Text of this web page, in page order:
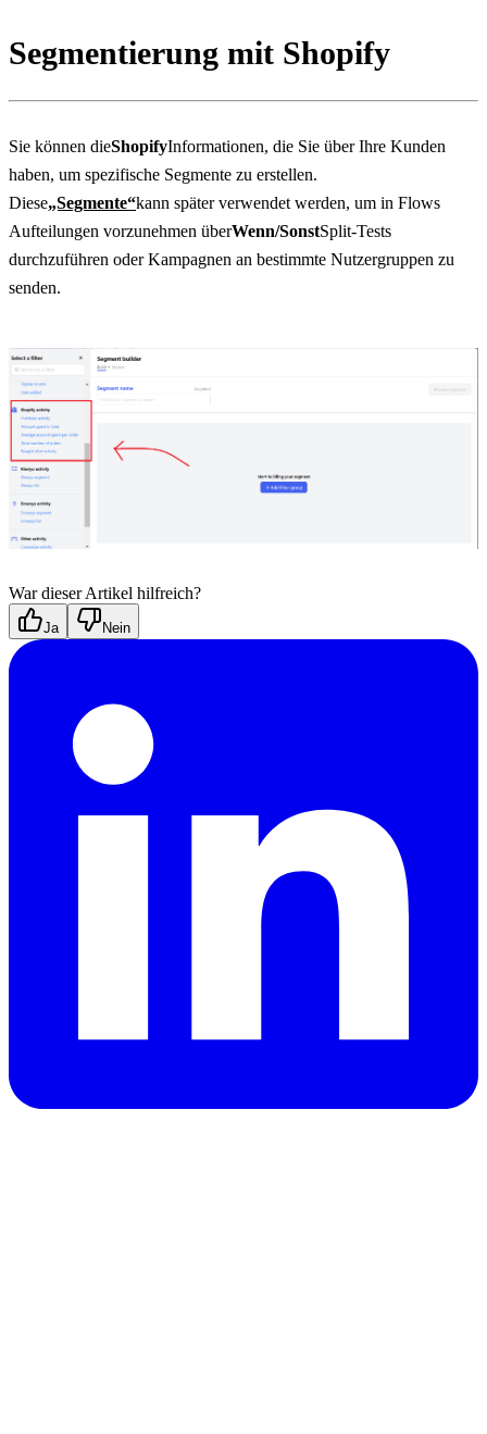
Segmentierung mit Shopify
Sie können dieShopifyInformationen, die Sie über Ihre Kunden
haben, um spezifische Segmente zu erstellen.
Diese„Segmente“kann später verwendet werden, um in Flows
Aufteilungen vorzunehmen überWenn/SonstSplit-Tests
durchzuführen oder Kampagnen an bestimmte Nutzergruppen zu
senden.
War dieser Artikel hilfreich?
Ja Nein